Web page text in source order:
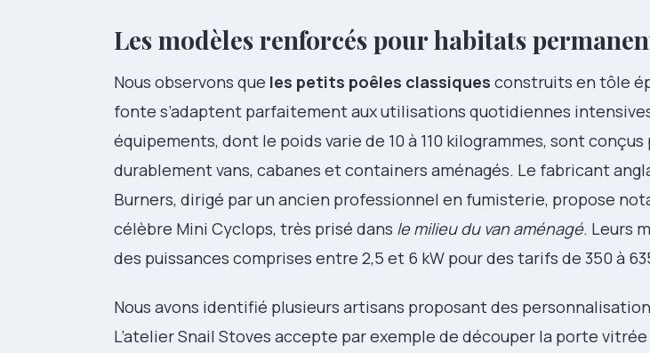
Les modèles renforcés pour habitats
Nous observons que les petits poêles classiques construits en tôle
fonte s’adaptent parfaitement aux utilisations quotidiennes
équipements, dont le poids varie de 10 à 110 kilogrammes, sont
durablement vans, cabanes et containers aménagés. Le fabricant
Burners, dirigé par un ancien professionnel en fumisterie, propose
célèbre Mini Cyclops, très prisé dans le milieu du van aménagé. Leurs
des puissances comprises entre 2,5 et 6 kW pour des tarifs de 350 à
Nous avons identifié plusieurs artisans proposant des
L’atelier Snail Stoves accepte par exemple de découper la porte